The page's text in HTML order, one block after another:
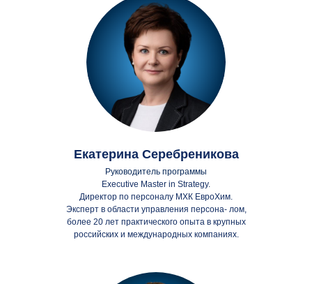
Екатерина Серебреникова
Руководитель программы
Executive Master in Strategy.
Директор по персоналу МХК ЕвроХим.
Эксперт в области управления персона- лом,
более 20 лет практического опыта в крупных
российских и международных компаниях.